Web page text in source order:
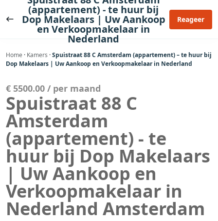
naar
(appartement) - te huur bij
Dop Makelaars | Uw Aankoop
en Verkoopmakelaar in
Nederland
Reageer
Home · Kamers ·Spuistraat 88 C Amsterdam (appartement) – te huur bij
Dop Makelaars | Uw Aankoop en Verkoopmakelaar in Nederland
€ 5500.00 / per maand
Spuistraat 88 C
Amsterdam
(appartement) - te
huur bij Dop Makelaars
| Uw Aankoop en
Verkoopmakelaar in
Nederland Amsterdam